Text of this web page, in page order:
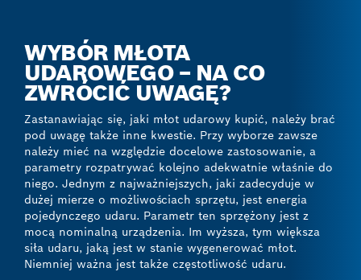
WYBÓR MŁOTA
UDAROWEGO – NA CO
ZWRÓCIĆ UWAGĘ?
Zastanawiając się, jaki młot udarowy kupić, należy brać
pod uwagę także inne kwestie. Przy wyborze zawsze
należy mieć na względzie docelowe zastosowanie, a
parametry rozpatrywać kolejno adekwatnie właśnie do
niego. Jednym z najważniejszych, jaki zadecyduje w
dużej mierze o możliwościach sprzętu, jest energia
pojedynczego udaru. Parametr ten sprzężony jest z
mocą nominalną urządzenia. Im wyższa, tym większa
siła udaru, jaką jest w stanie wygenerować młot.
Niemniej ważna jest także częstotliwość udaru.